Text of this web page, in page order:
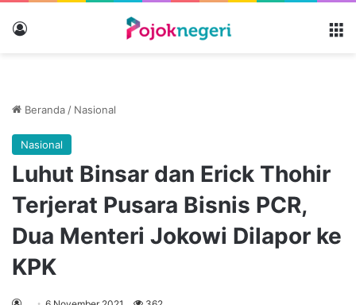
Beranda / Nasional
Nasional
Luhut Binsar dan Erick Thohir
Terjerat Pusara Bisnis PCR,
Dua Menteri Jokowi Dilapor ke
KPK